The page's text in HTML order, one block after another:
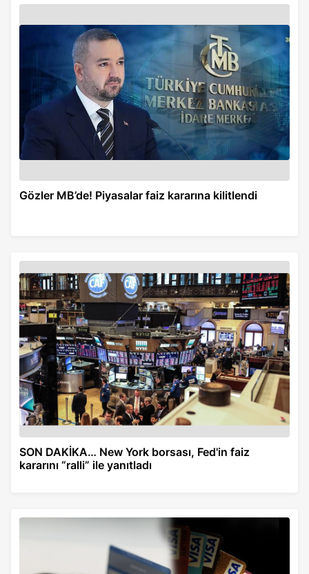
Gözler MB’de! Piyasalar faiz kararına kilitlendi
SON DAKİKA… New York borsası, Fed'in faiz
kararını “ralli” ile yanıtladı